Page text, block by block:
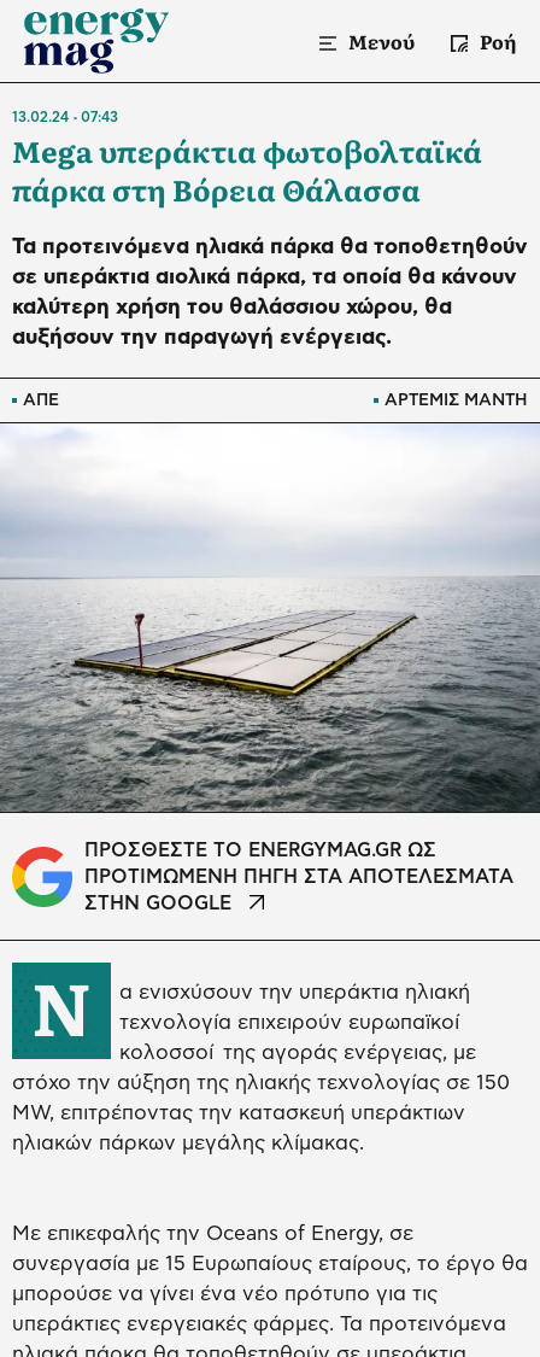
Μενού Ροή
ΑΠΕ ΑΡΤΕΜΙΣ ΜΑΝΤΗ
13.02.24 07:43
Μega υπεράκτια φωτοβολταϊκά
πάρκα στη Βόρεια Θάλασσα
Τα προτεινόμενα ηλιακά πάρκα θα τοποθετηθούν
σε υπεράκτια αιολικά πάρκα, τα οποία θα κάνουν
καλύτερη χρήση του θαλάσσιου χώρου, θα
αυξήσουν την παραγωγή ενέργειας.
ΠΡΟΣΘΕΣΤΕ ΤΟ ENERGYMAG.GR ΩΣ
ΠΡΟΤΙΜΩΜΕΝΗ ΠΗΓΗ ΣΤΑ ΑΠΟΤΕΛΕΣΜΑΤΑ
ΣΤΗΝ GOOGLE
Ν
α ενισχύσουν την υπεράκτια ηλιακή
τεχνολογία επιχειρούν ευρωπαϊκοί
κολοσσοί της αγοράς ενέργειας, με
στόχο την αύξηση της ηλιακής τεχνολογίας σε 150
MW, επιτρέποντας την κατασκευή υπεράκτιων
ηλιακών πάρκων μεγάλης κλίμακας.
Με επικεφαλής την Oceans of Energy, σε
συνεργασία με 15 Ευρωπαίους εταίρους, το έργο θα
μπορούσε να γίνει ένα νέο πρότυπο για τις
υπεράκτιες ενεργειακές φάρμες. Τα προτεινόμενα